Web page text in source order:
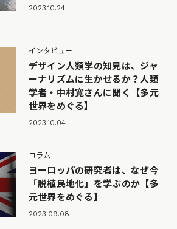
2023.10.24
インタビュー
デザイン人類学の知見は、ジャ
ーナリズムに生かせるか？人類
学者・中村寛さんに聞く【多元
世界をめぐる】
2023.10.04
コラム
ヨーロッパの研究者は、なぜ今
「脱植民地化」を学ぶのか【多
元世界をめぐる】
2023.09.08